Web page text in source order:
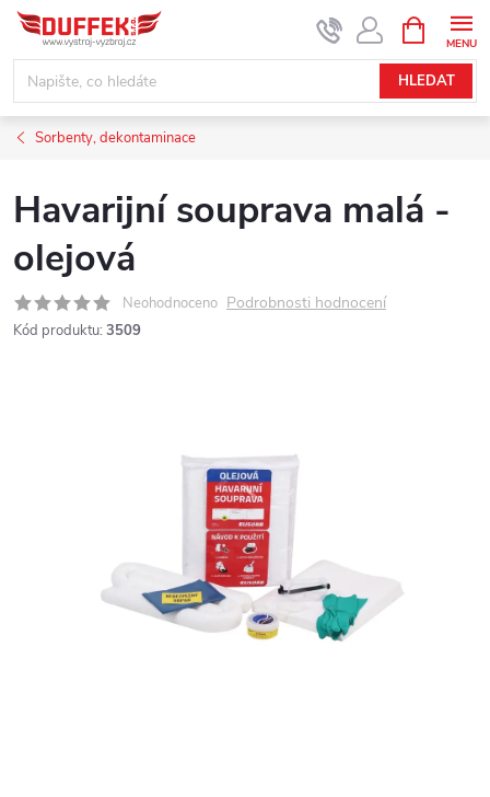
Přejít
obsah
HLEDAT
NÁKUPNÍ
KOŠÍK
Sorbenty, dekontaminace
Havarijní souprava malá -
olejová
Neohodnoceno Podrobnosti hodnocení
Kód produktu: 3509